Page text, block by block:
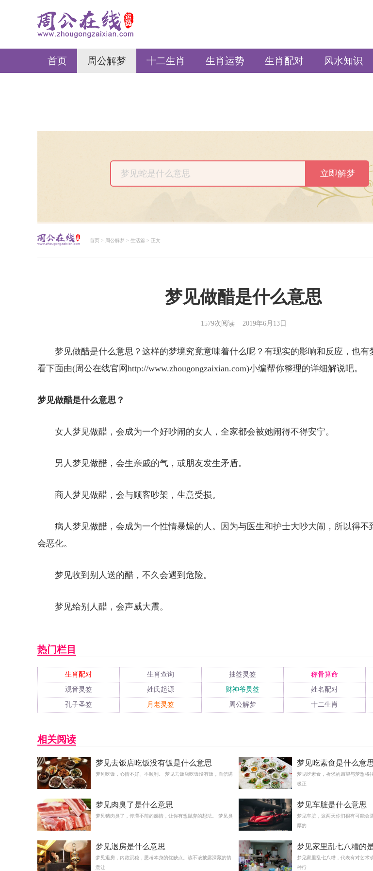
周公在线
首页 周公解梦 十二生肖 生肖运势 生肖配对 风水知识
首页 > 周公解梦 > 生活篇 > 正文
梦见做醋是什么意思
1579次阅读 2019年6月13日
梦见做醋是什么意思？这样的梦境究竟意味着什么呢？有现实的影响和反应，也有
看下面由(周公在线官网http://www.zhougongzaixian.com)小编帮你整理的详细解说吧。
梦见做醋是什么意思？
女人梦见做醋，会成为一个好吵闹的女人，全家都会被她闹得不得安宁。
男人梦见做醋，会生亲戚的气，或朋友发生矛盾。
商人梦见做醋，会与顾客吵架，生意受损。
病人梦见做醋，会成为一个性情暴燥的人。因为与医生和护士大吵大闹，所以得不
会恶化。
梦见收到别人送的醋，不久会遇到危险。
梦见给别人醋，会声威大震。
热门栏目
生肖配对 生肖查询 抽签灵签 称骨算命
观音灵签 姓氏起源 财神爷灵签 姓名配对
孔子圣签 月老灵签 周公解梦 十二生肖
相关阅读
梦见去饭店吃饭没有饭是什么意思
梦见吃饭，心情不好、不顺利。 梦见去饭店吃饭没有饭，自信满
梦见吃素食是什么意
梦见吃素食，祈求的愿望与梦想将
极正
梦见肉臭了是什么意思
梦见猪肉臭了，停滞不前的感情，让你有想抛弃的想法。 梦见臭
梦见车脏是什么意思
梦见车脏，这两天你们很有可能会
厚的
梦见退房是什么意思
梦见退房，内敛沉稳，思考本身的优缺点。该不该披露深藏的情
意让
梦见家里乱七八糟的
梦见家里乱七八糟，代表有对艺术
种行